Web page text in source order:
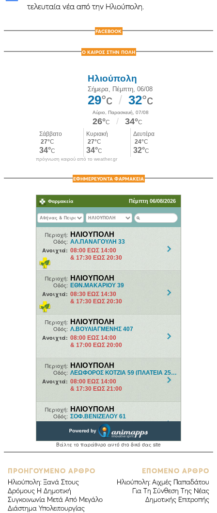
τελευταία νέα από την Ηλιούπολη.
FACEBOOK
Ο ΚΑΙΡΟΣ ΣΤΗΝ ΠΟΛΗ
πρόγνωση καιρού από το weather.gr
ΕΦΗΜΕΡΕΥΟΝΤΑ ΦΑΡΜΑΚΕΙΑ
ΠΡΟΗΓΟΥΜΕΝΟ ΑΡΘΡΟ
Ηλιούπολη: Ξανά Στους
Δρόμους Η Δημοτική
Συγκοινωνία Μετά Από Μεγάλο
Διάστημα Υπολειτουργίας
ΕΠΟΜΕΝΟ ΑΡΘΡΟ
Ηλιούπολη: Αιχμές Παπαδάτου
Για Τη Σύνθεση Της Νέας
Δημοτικής Επιτροπής